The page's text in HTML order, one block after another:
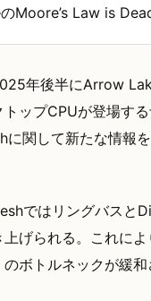
Moore’s Law is
年後半にArrow
ップCPUが登場す
関して新たな情報
ではリングバスと
上げられる。これに
ボトルネックが緩